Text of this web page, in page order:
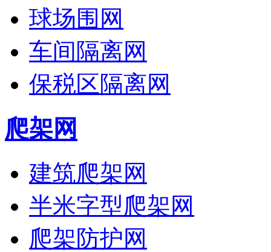
球场围网
车间隔离网
保税区隔离网
爬架网
建筑爬架网
半米字型爬架网
爬架防护网